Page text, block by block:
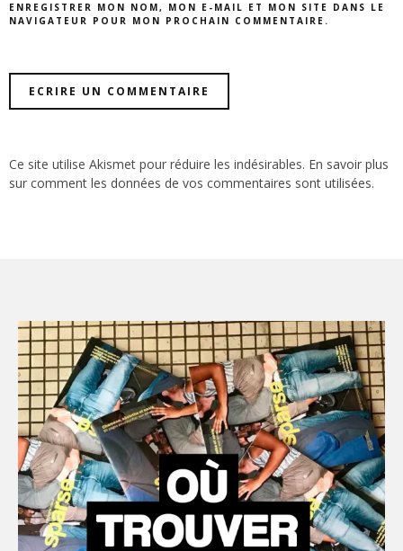
ENREGISTRER MON NOM, MON E-MAIL ET MON SITE DANS LE
NAVIGATEUR POUR MON PROCHAIN COMMENTAIRE.
Ce site utilise Akismet pour réduire les indésirables. En savoir plus
sur comment les données de vos commentaires sont utilisées.